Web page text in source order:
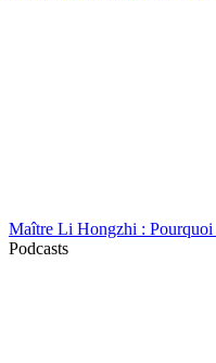
Maître Li Hongzhi : Pourquoi
Podcasts